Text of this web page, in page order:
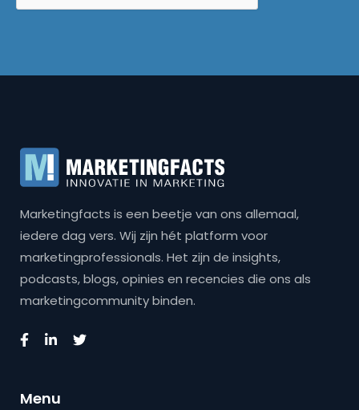
Marketingfacts is een beetje van ons allemaal,
iedere dag vers. Wij zijn hét platform voor
marketingprofessionals. Het zijn de insights,
podcasts, blogs, opinies en recencies die ons als
marketingcommunity binden.
Menu